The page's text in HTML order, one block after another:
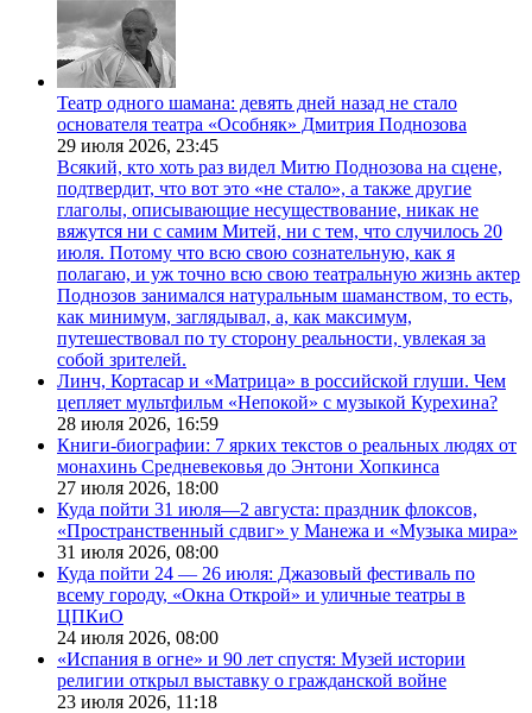
Театр одного шамана: девять дней назад не стало
основателя театра «Особняк» Дмитрия Поднозова
29 июля 2026, 23:45
Всякий, кто хоть раз видел Митю Поднозова на сцене,
подтвердит, что вот это «не стало», а также другие
глаголы, описывающие несуществование, никак не
вяжутся ни с самим Митей, ни с тем, что случилось 20
июля. Потому что всю свою сознательную, как я
полагаю, и уж точно всю свою театральную жизнь актер
Поднозов занимался натуральным шаманством, то есть,
как минимум, заглядывал, а, как максимум,
путешествовал по ту сторону реальности, увлекая за
собой зрителей.
Линч, Кортасар и «Матрица» в российской глуши. Чем
цепляет мультфильм «Непокой» с музыкой Курехина?
28 июля 2026, 16:59
Книги-биографии: 7 ярких текстов о реальных людях от
монахинь Средневековья до Энтони Хопкинса
27 июля 2026, 18:00
Куда пойти 31 июля—2 августа: праздник флоксов,
«Пространственный сдвиг» у Манежа и «Музыка мира»
31 июля 2026, 08:00
Куда пойти 24 — 26 июля: Джазовый фестиваль по
всему городу, «Окна Открой» и уличные театры в
ЦПКиО
24 июля 2026, 08:00
«Испания в огне» и 90 лет спустя: Музей истории
религии открыл выставку о гражданской войне
23 июля 2026, 11:18